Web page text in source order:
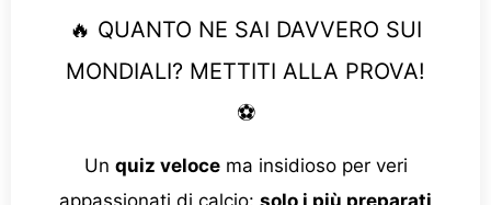
🔥 QUANTO NE SAI DAVVERO SUI
MONDIALI? METTITI ALLA PROVA!
⚽
Un quiz velocema insidioso per veri
appassionati di calcio: solo i più preparati